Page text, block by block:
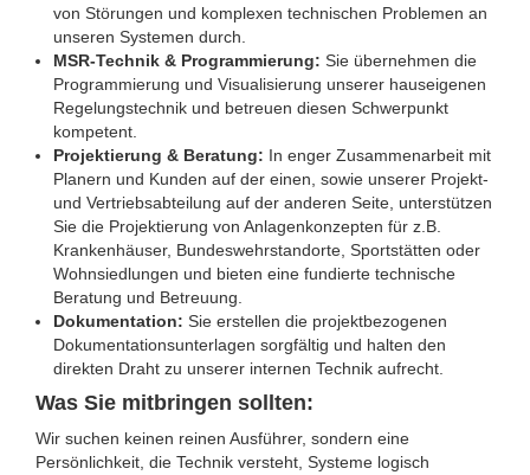
von Störungen und komplexen technischen Problemen an
unseren Systemen durch.
MSR-Technik & Programmierung: Sie übernehmen die
Programmierung und Visualisierung unserer hauseigenen
Regelungstechnik und betreuen diesen Schwerpunkt
kompetent.
Projektierung & Beratung: In enger Zusammenarbeit mit
Planern und Kunden auf der einen, sowie unserer Projekt-
und Vertriebsabteilung auf der anderen Seite, unterstützen
Sie die Projektierung von Anlagenkonzepten für z.B.
Krankenhäuser, Bundeswehrstandorte, Sportstätten oder
Wohnsiedlungen und bieten eine fundierte technische
Beratung und Betreuung.
Dokumentation: Sie erstellen die projektbezogenen
Dokumentationsunterlagen sorgfältig und halten den
direkten Draht zu unserer internen Technik aufrecht.
Was Sie mitbringen sollten:
Wir suchen keinen reinen Ausführer, sondern eine
Persönlichkeit, die Technik versteht, Systeme logisch